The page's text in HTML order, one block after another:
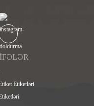
Etiketləri